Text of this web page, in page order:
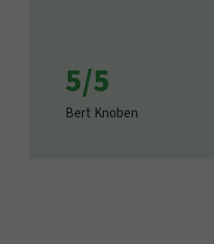
5/5
Bert Knoben